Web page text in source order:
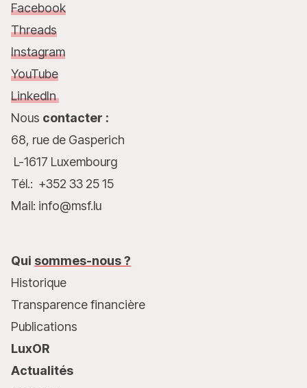
Facebook
Threads
Instagram
YouTube
LinkedIn
Nous contacter :
68, rue de Gasperich
L-1617 Luxembourg
Tél.: +352 33 25 15
Mail: info@msf.lu
Qui sommes-nous ?
Historique
Transparence financière
Publications
LuxOR
Actualités